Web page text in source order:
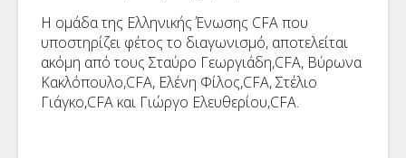
Η ομάδα της Ελληνικής Ένωσης CFA που
υποστηρίζει φέτος το διαγωνισμό, αποτελείται
ακόμη από τους Σταύρο Γεωργιάδη,CFA, Βύρωνα
Κακλόπουλο,CFA, Ελένη Φίλος,CFA, Στέλιο
Γιάγκο,CFA και Γιώργο Ελευθερίου,CFA.